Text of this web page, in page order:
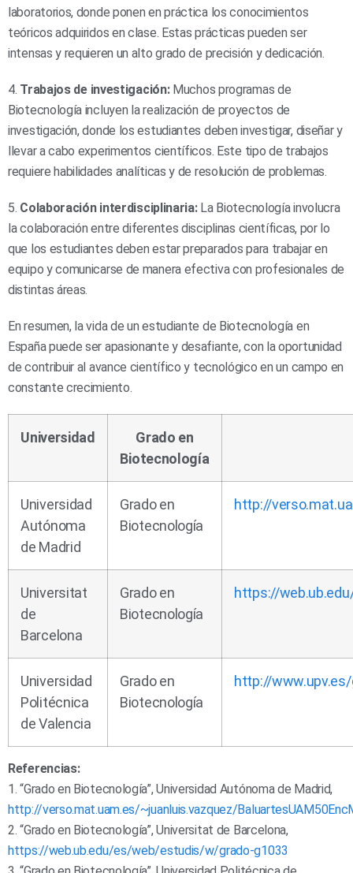
laboratorios, donde ponen en práctica los conocimientos
teóricos adquiridos en clase. Estas prácticas pueden ser
intensas y requieren un alto grado de precisión y dedicación.
4. Trabajos de investigación:Muchos programas de
Biotecnología incluyen la realización de proyectos de
investigación, donde los estudiantes deben investigar, diseñar y
llevar a cabo experimentos científicos. Este tipo de trabajos
requiere habilidades analíticas y de resolución de problemas.
5. Colaboración interdisciplinaria:La Biotecnología involucra
la colaboración entre diferentes disciplinas científicas, por lo
que los estudiantes deben estar preparados para trabajar en
equipo y comunicarse de manera efectiva con profesionales de
distintas áreas.
En resumen, la vida de un estudiante de Biotecnología en
España puede ser apasionante y desafiante, con la oportunidad
de contribuir al avance científico y tecnológico en un campo en
constante crecimiento.
Universidad
Grado en
Biotecnología
Universidad
Autónoma
de Madrid
Grado en
Biotecnología
http://
Universitat
de
Barcelona
Grado en
Biotecnología
https://
Universidad
Politécnica
de Valencia
Grado en
Biotecnología
http://
Referencias:
1. “Grado en Biotecnología”, Universidad Autónoma de Madrid,
http://verso.mat.uam.es/~juanluis.vazquez/
2. “Grado en Biotecnología”, Universitat de Barcelona,
https://web.ub.edu/es/web/estudis/w/grado-g1033